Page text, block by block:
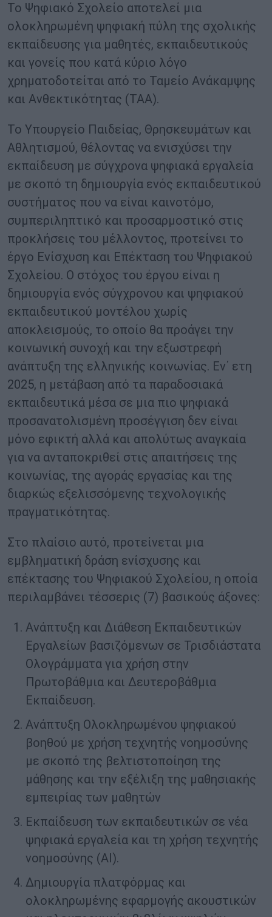
Το Ψηφιακό Σχολείο αποτελεί μια
ολοκληρωμένη ψηφιακή πύλη της σχολικής
εκπαίδευσης για μαθητές, εκπαιδευτικούς
και γονείς που κατά κύριο λόγο
χρηματοδοτείται από το Ταμείο Ανάκαμψης
και Ανθεκτικότητας (ΤΑΑ).
Το Υπουργείο Παιδείας, Θρησκευμάτων και
Αθλητισμού, θέλοντας να ενισχύσει την
εκπαίδευση με σύγχρονα ψηφιακά εργαλεία
με σκοπό τη δημιουργία ενός εκπαιδευτικού
συστήματος που να είναι καινοτόμο,
συμπεριληπτικό και προσαρμοστικό στις
προκλήσεις του μέλλοντος, προτείνει το
έργο Ενίσχυση και Επέκταση του Ψηφιακού
Σχολείου. Ο στόχος του έργου είναι η
δημιουργία ενός σύγχρονου και ψηφιακού
εκπαιδευτικού μοντέλου χωρίς
αποκλεισμούς, το οποίο θα προάγει την
κοινωνική συνοχή και την εξωστρεφή
ανάπτυξη της ελληνικής κοινωνίας. Εν΄ ετη
2025, η μετάβαση από τα παραδοσιακά
εκπαιδευτικά μέσα σε μια πιο ψηφιακά
προσανατολισμένη προσέγγιση δεν είναι
μόνο εφικτή αλλά και απολύτως αναγκαία
για να ανταποκριθεί στις απαιτήσεις της
κοινωνίας, της αγοράς εργασίας και της
διαρκώς εξελισσόμενης τεχνολογικής
πραγματικότητας.
Στο πλαίσιο αυτό, προτείνεται μια
εμβληματική δράση ενίσχυσης και
επέκτασης του Ψηφιακού Σχολείου, η οποία
περιλαμβάνει τέσσερις (7) βασικούς άξονες:
Ανάπτυξη και Διάθεση Εκπαιδευτικών
Εργαλείων βασιζόμενων σε Τρισδιάστατα
Ολογράμματα για χρήση στην
Πρωτοβάθμια και Δευτεροβάθμια
Εκπαίδευση.
Ανάπτυξη Ολοκληρωμένου ψηφιακού
βοηθού με χρήση τεχνητής νοημοσύνης
με σκοπό της βελτιστοποίηση της
μάθησης και την εξέλιξη της μαθησιακής
εμπειρίας των μαθητών
Εκπαίδευση των εκπαιδευτικών σε νέα
ψηφιακά εργαλεία και τη χρήση τεχνητής
νοημοσύνης (AI).
Δημιουργία πλατφόρμας και
ολοκληρωμένης εφαρμογής ακουστικών